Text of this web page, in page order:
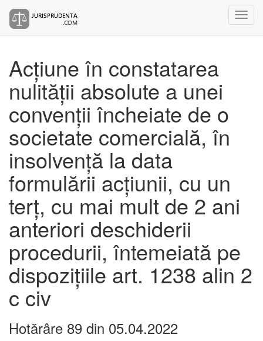
Acțiune în constatarea
nulității absolute a unei
convenții încheiate de o
societate comercială, în
insolvență la data
formulării acțiunii, cu un
terț, cu mai mult de 2 ani
anteriori deschiderii
procedurii, întemeiată pe
dispozițiile art. 1238 alin 2
c civ
Hotărâre 89 din 05.04.2022